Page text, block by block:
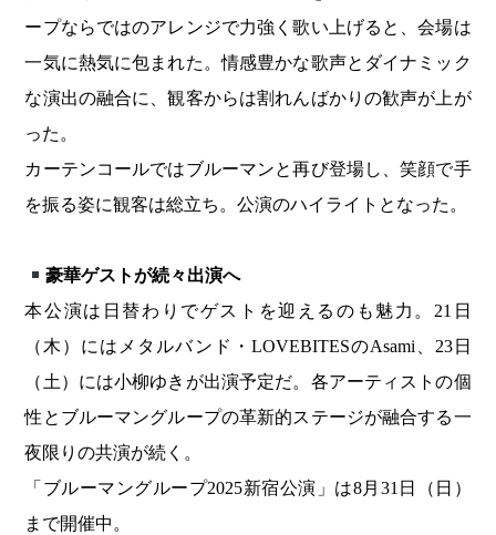
ープならではのアレンジで力強く歌い上げると、会場は
一気に熱気に包まれた。情感豊かな歌声とダイナミック
な演出の融合に、観客からは割れんばかりの歓声が上が
った。
カーテンコールではブルーマンと再び登場し、笑顔で手
を振る姿に観客は総立ち。公演のハイライトとなった。
豪華ゲストが続々出演へ
本公演は日替わりでゲストを迎えるのも魅力。21日
（木）にはメタルバンド・LOVEBITESのAsami、23日
（土）には小柳ゆきが出演予定だ。各アーティストの個
性とブルーマングループの革新的ステージが融合する一
夜限りの共演が続く。
「ブルーマングループ2025新宿公演」は8月31日（日）
まで開催中。